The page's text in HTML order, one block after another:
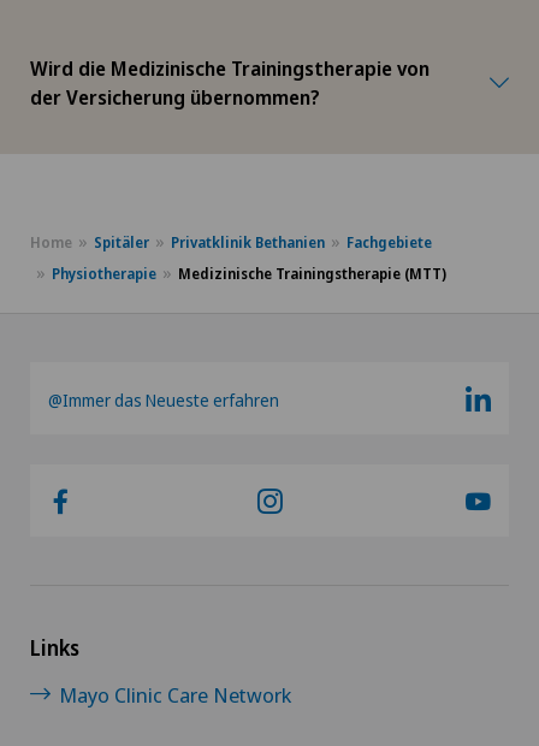
Wird die Medizinische Trainingstherapie von
der Versicherung übernommen?
Home Spitäler Privatklinik Bethanien
Fachgebiete
Physiotherapie
Medizinische Trainingstherapie (MTT)
@Immer das Neueste erfahren
Links
Mayo Clinic Care Network